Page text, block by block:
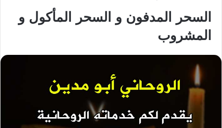
السحر المدفون و السحر المأكول و
المشروب